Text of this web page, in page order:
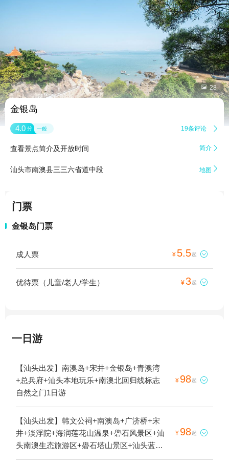
 28
金银岛
4.0 分 一般 19条评论 
查看景点简介及开放时间 简介 
汕头市南澳县三三六省道中段 地图 
门票
金银岛门票
成人票 ¥ 5.5起 
优待票（儿童/老人/学生） ¥3起 
一日游
【汕头出发】南澳岛+宋井+金银岛+青澳湾
+总兵府+汕头本地玩乐+南澳北回归线标志
自然之门1日游
¥ 98起 
【汕头出发】韩文公祠+南澳岛+广济桥+宋
井+淡浮院+海润莲花山温泉+礐石风景区+汕
头南澳生态旅游区+礐石塔山景区+汕头蓝水
星欢乐世界+金银岛+青澳湾+总兵府+潮州古
¥ 98起 